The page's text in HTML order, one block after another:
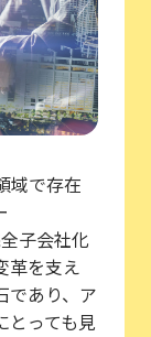
域で存在
子会社化
革を支え
であり、ア
とっても見